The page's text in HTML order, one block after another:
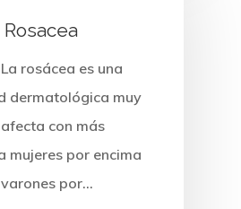
rosácea es una
dermatológica muy
con más
mujeres por encima
por…
DERMATOLOGÍA CLÍNICA